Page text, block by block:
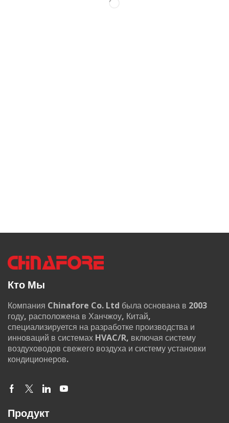
Кто Мы
Компания Chinafore Co. Ltd была основана в 2003
году, расположена в Ханчжоу, Китай,
специализируется на разработке производства и
инноваций в системах HVAC/R, включая систему
воздуховодов свежего воздуха и систему установки
кондиционеров.
Продукт